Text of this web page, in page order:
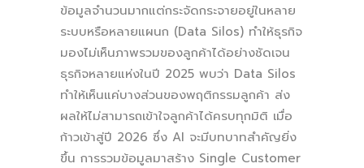
ข้อมูลจำนวนมากแต่กระจัดกระจายอยู่ในหลาย
ระบบหรือหลายแผนก (Data Silos) ทำให้ธุรกิจ
มองไม่เห็นภาพรวมของลูกค้าได้อย่างชัดเจน
ธุรกิจหลายแห่งในปี 2025 พบว่า Data Silos
ทำให้เห็นแค่บางส่วนของพฤติกรรมลูกค้า ส่ง
ผลให้ไม่สามารถเข้าใจลูกค้าได้ครบทุกมิติ เมื่อ
ก้าวเข้าสู่ปี 2026 ซึ่ง AI จะมีบทบาทสำคัญยิ่ง
ขึ้น การรวมข้อมูลมาสร้าง Single Customer